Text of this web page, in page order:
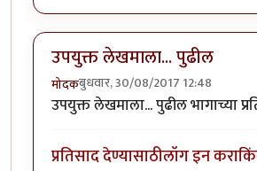
उपयुक्त लेखमाला... पुढील
मोदकबुधवार, 30/08/2017 12:48
उपयुक्त लेखमाला... पुढील भागाच्या
प्रतिसाद देण्यासाठीलॉग इन करा